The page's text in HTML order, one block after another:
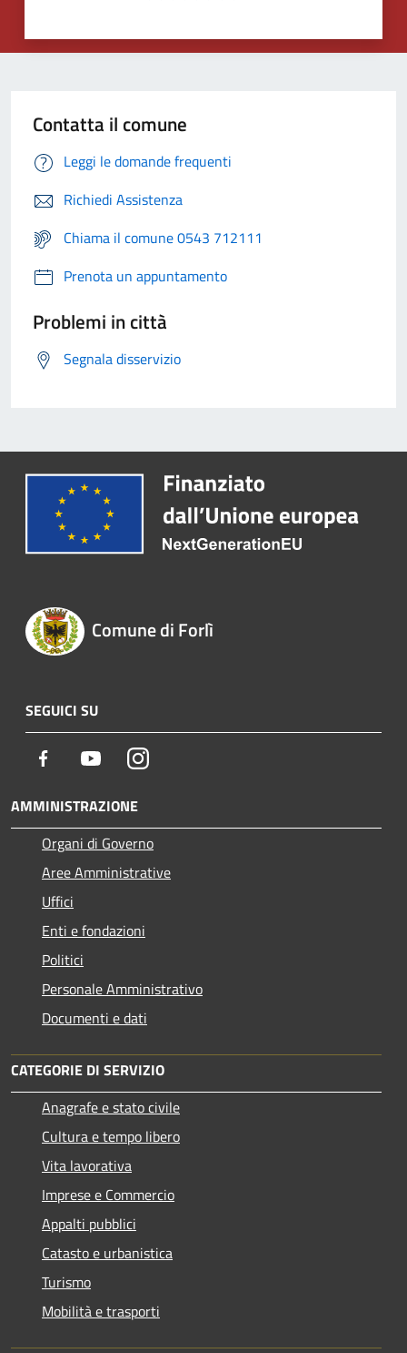
Contatta il comune
Leggi le domande frequenti
Richiedi Assistenza
Chiama il comune 0543 712111
Prenota un appuntamento
Problemi in città
Segnala disservizio
Comune di Forlì
SEGUICI SU
Facebook YoutubeInstagram
AMMINISTRAZIONE
Organi di Governo
Aree Amministrative
Uffici
Enti e fondazioni
Politici
Personale Amministrativo
Documenti e dati
CATEGORIE DI SERVIZIO
Anagrafe e stato civile
Cultura e tempo libero
Vita lavorativa
Imprese e Commercio
Appalti pubblici
Catasto e urbanistica
Turismo
Mobilità e trasporti